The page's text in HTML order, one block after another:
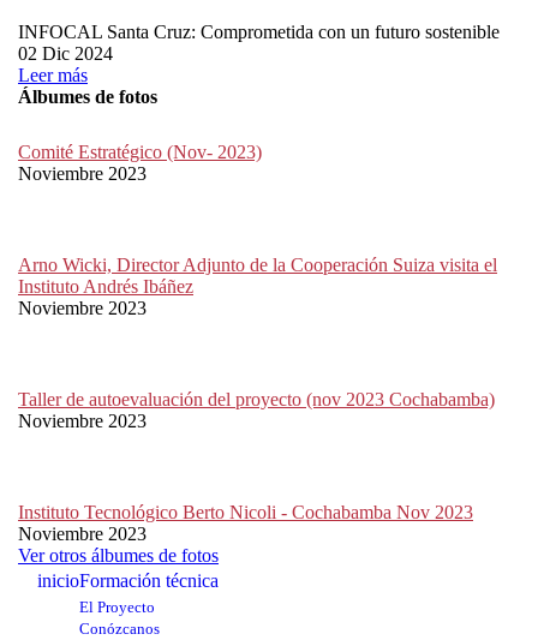
INFOCAL Santa Cruz: Comprometida con un futuro sostenible
02 Dic 2024
Leer más
Álbumes de fotos
Comité Estratégico (Nov- 2023)
Noviembre 2023
Arno Wicki, Director Adjunto de la Cooperación Suiza visita el
Instituto Andrés Ibáñez
Noviembre 2023
Taller de autoevaluación del proyecto (nov 2023 Cochabamba)
Noviembre 2023
Instituto Tecnológico Berto Nicoli - Cochabamba Nov 2023
Noviembre 2023
Ver otros álbumes de fotos
inicioFormación técnica
El Proyecto
Conózcanos